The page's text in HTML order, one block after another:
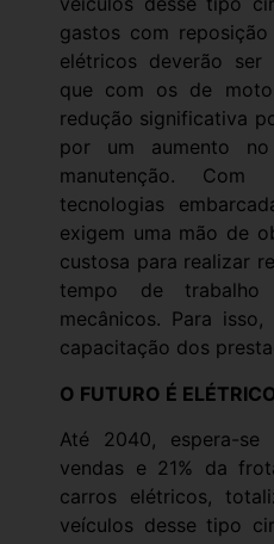
gastos com
elétricos deverão
que com os de
redução significativa
por um aumento
manutenção.
tecnologias
exigem uma mão de
custosa para realizar
tempo de
mecânicos. Para
capacitação dos
O FUTURO É
Até 2040, espera-
vendas e 21% da
carros elétricos,
veículos desse tipo